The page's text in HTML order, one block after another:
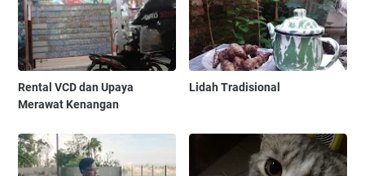
Rental VCD dan Upaya
Merawat Kenangan
Lidah Tradisional